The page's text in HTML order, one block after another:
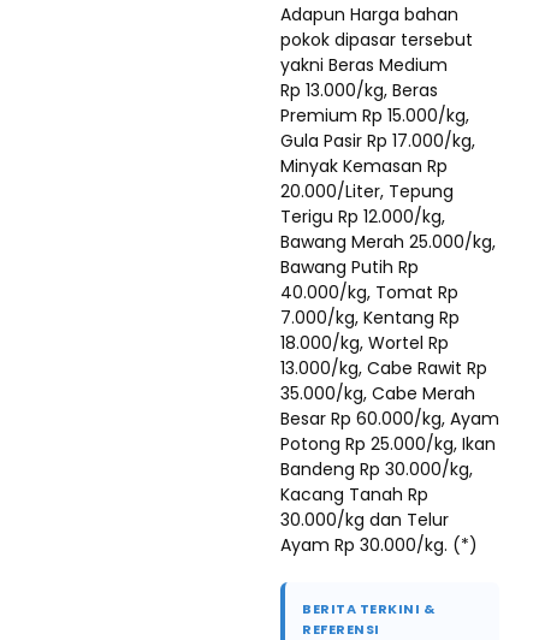
Adapun Harga bahan
pokok dipasar tersebut
yakni Beras Medium
Rp 13.000/kg, Beras
Premium Rp 15.000/kg,
Gula Pasir Rp 17.000/kg,
Minyak Kemasan Rp
20.000/Liter, Tepung
Terigu Rp 12.000/kg,
Bawang Merah 25.000/kg,
Bawang Putih Rp
40.000/kg, Tomat Rp
7.000/kg, Kentang Rp
18.000/kg, Wortel Rp
13.000/kg, Cabe Rawit Rp
35.000/kg, Cabe Merah
Besar Rp 60.000/kg, Ayam
Potong Rp 25.000/kg, Ikan
Bandeng Rp 30.000/kg,
Kacang Tanah Rp
30.000/kg dan Telur
Ayam Rp 30.000/kg. (*)
BERITA TERKINI &
REFERENSI